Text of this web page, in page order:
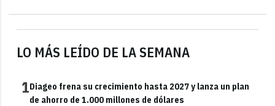
LO MÁS LEÍDO DE LA SEMANA
1Diageo frena su crecimiento hasta 2027 y lanza un plan
de ahorro de 1.000 millones de dólares